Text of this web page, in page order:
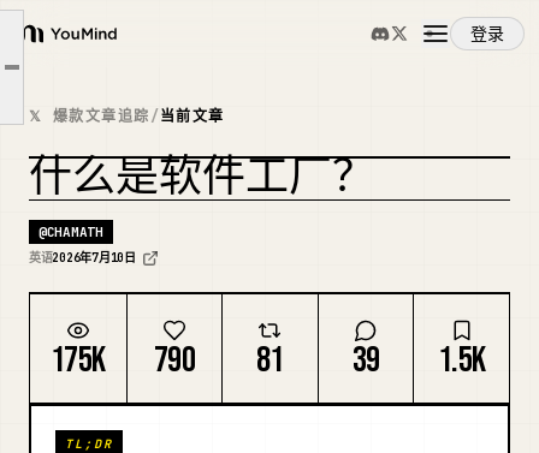
YouMind
登录
概览
使用案例
技能
提示词
这个词的历史比大多数人想象的要悠久
什么不是工厂
𝕏 爆款文章追踪/当前文章
什么是软件工厂？
@CHAMATH
英语2026年7月10日
175K 790 81 39 1.5K
TL;DR